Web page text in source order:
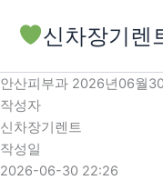
로
건
너
뛰
기
신차장기렌
안산피부과 2026년06월
작성자
신차장기렌트
작성일
2026-06-30 22:26